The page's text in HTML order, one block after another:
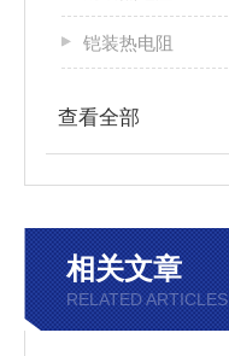
铠装热电阻
查看全部
相关文章
RELATED ARTICLES